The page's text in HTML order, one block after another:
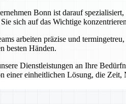
Bonn ist darauf
sich auf das Wichtige
arbeiten präzise und
besten Händen.
Dienstleistungen an Ihre
einer einheitlichen Lösung, die Zeit,